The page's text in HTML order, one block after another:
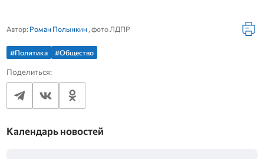
Автор: Роман Полынкин , фото ЛДПР
#Политика #Общество
Поделиться:
Календарь новостей